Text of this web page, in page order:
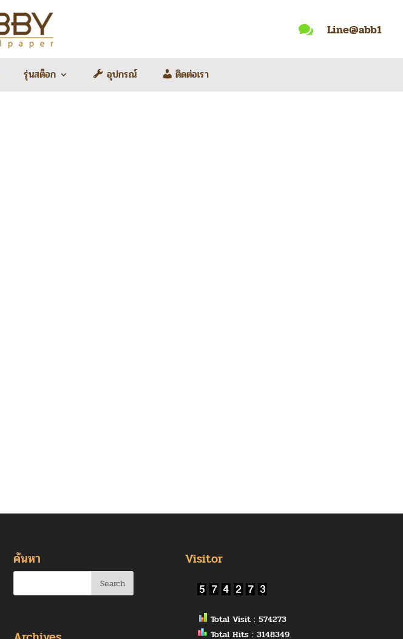
 Line@abb1
รุ่นสต็อก อุปกรณ์ ติดต่อเรา
ค้นหา Visitor
Total Visit : 574273
Total Hits : 3148349